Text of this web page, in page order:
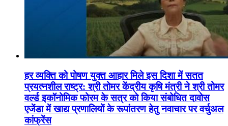
हर व्यक्ति को पोषण युक्त आहार मिले इस दिशा में सतत
प्रयत्नशील राष्ट्र: श्री तोमर केंद्रीय कृषि मंत्री ने श्री तोमर
वर्ल्ड इकॉनोमिक फोरम के सत्र को किया संबोधित दावोस
एजेंडा में खाद्य प्रणालियों के रूपांतरण हेतु नवाचार पर वर्चुअल
कांफ्रेंस